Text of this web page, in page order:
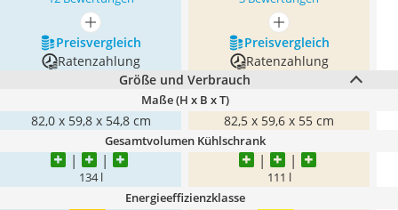
mehr anzeigen
mehr anzeigen
Preis­vergleich
Preis­vergleich
Ratenzahlung
Ratenzahlung
Größe und Verbrauch
Maße (H x B x T)
82,0 x 59,8 x 54,8 cm 82,5 x 59,6 x 55 cm
Gesamtvolumen Kühlschrank
134 l 111 l
Energieeffizienzklasse